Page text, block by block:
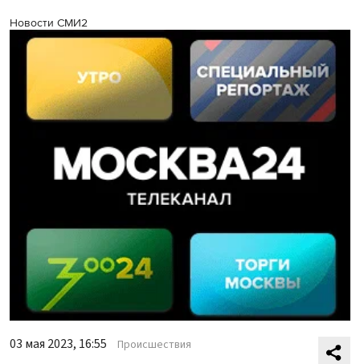
Новости СМИ2
03 мая 2023, 16:55 Происшествия